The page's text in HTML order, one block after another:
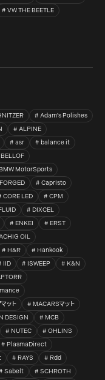
VW THE BEETLE
Adam's Polishes
ALPINE
asr
balance it
BELLOF
MotorSports
Capristo
CORE LED
CPM
DIXCEL
ENKEI
ERST
OIL
H&R
Hankook
IID ISWEEP
K&N
ット
MACARSマット
DESIGN
MCB
NUTEC
OHLINS
PlasmaDirect
RAYS
Rdd
Sabelt
SCHROTH